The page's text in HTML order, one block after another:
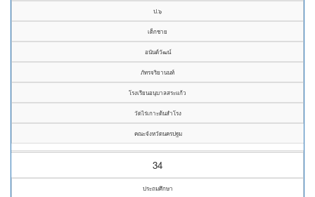
ป.๖
เด็กชาย
อนันต์วัฒน์
ภัทรจริยานนท์
โรงเรียนอนุบาลสระแก้ว
วัดไร่เกาะต้นสำโรง
คณะจังหวัดนครปฐม
34
ประถมศึกษา